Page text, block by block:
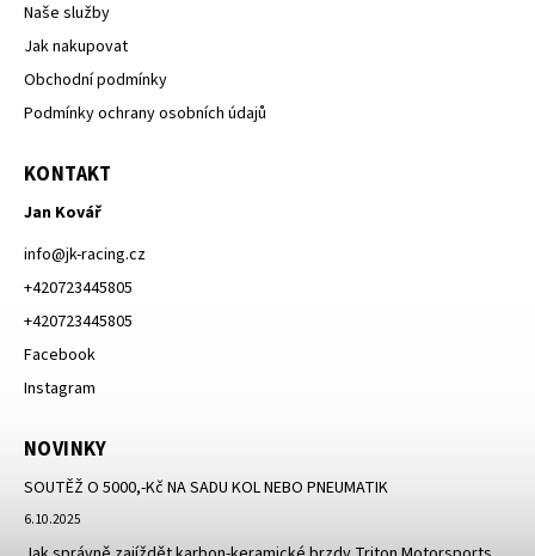
Naše služby
Jak nakupovat
Obchodní podmínky
Podmínky ochrany osobních údajů
KONTAKT
Jan Kovář
info@jk-racing.cz
+420723445805
+420723445805
Facebook
Instagram
NOVINKY
SOUTĚŽ O 5000,-Kč NA SADU KOL NEBO PNEUMATIK
6.10.2025